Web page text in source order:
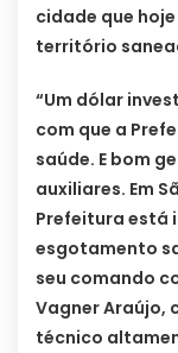
cidade que
território
“Um dólar
com que a
saúde. E bom
auxiliares. Em
Prefeitura está
esgotamento
seu comando
Vagner Araújo,
técnico